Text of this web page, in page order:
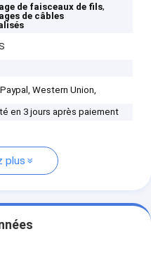
de faisceaux de fils,
de câbles
Western Union,
en 3 jours après paiement
plus